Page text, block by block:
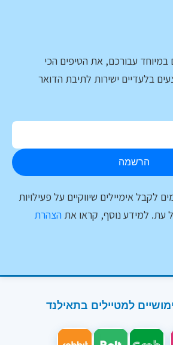
במיוחד עבורכם, את הטיפים הכי
בלעדיים ישירות לתיבת הדואר
הרשמה
אימיילים שיווקיים על פעילויות
עת. למידע נוסף, קראו את הצהרת
למטיילים בתאילנד